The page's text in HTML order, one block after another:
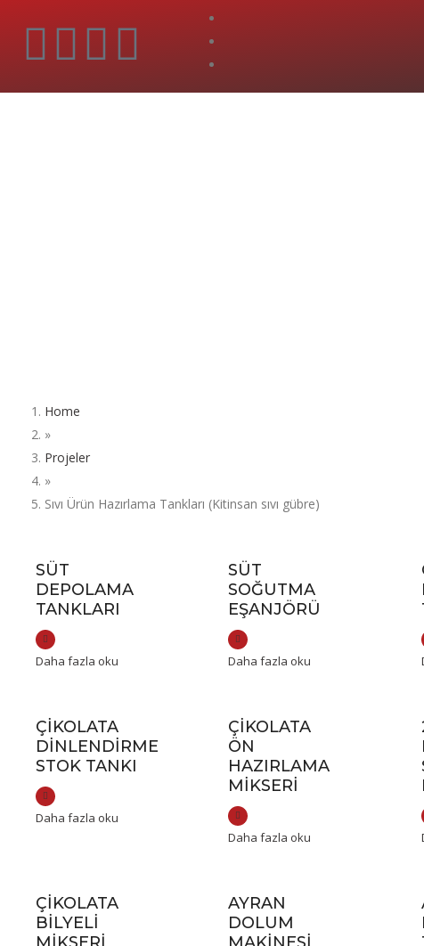
Home
»
Projeler
»
Sıvı Ürün Hazırlama Tankları (Kitinsan sıvı gübre)
SÜT
DEPOLAMA
TANKLARI
Daha fazla oku
SÜT
SOĞUTMA
EŞANJÖRÜ
Daha fazla oku
ÇIKOLATA
DINLENDIRME
STOK TANKI
Daha fazla oku
ÇIKOLATA
ÖN
HAZIRLAMA
MIKSERI
Daha fazla oku
ÇIKOLATA
BILYELI
AYRAN
DOLUM